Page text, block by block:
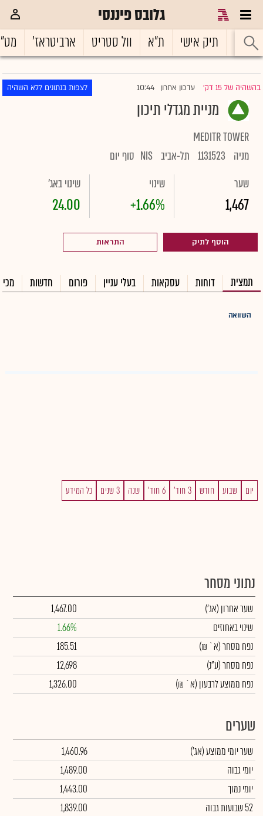
גלובס פיננסי
ראשי תיק אישי ת"א וול סטריט ארביטראז'
בהשהיה של 15 דק' |עדכון אחרון 10:44 לצפות בנתונים ללא השהיה
מניית מגדלי תיכון
MEDITR TOWER
מניה
1131523 תל-אביב NIS סוף יום
שער
1,467
שינוי
+1.66%
שינוי באג'
24.00
הוסף לתיק התראות
תמצית דוחות עסקאות בעלי עניין פורום חדשות
השוואה
יום שבוע חודש 3 חוד' 6 חוד' שנה 3 שנים כל המידע
נתוני מסחר
שער אחרון (אג')
1,467.00
שינוי באחוזים
1.66%
נפח מסחר(א` ₪)
185.51
נפח מסחר(ע"נ)
12,698
נפח ממוצע לרבעון (א` ₪)
1,326.00
שערים
שער יומי ממוצע(אג')
1,460.96
יומי גבוה
1,489.00
יומי נמוך
1,443.00
52 שבועות גבוה
1,839.00